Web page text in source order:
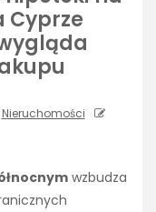
Cyprze
Nieruchomości
wzbudza